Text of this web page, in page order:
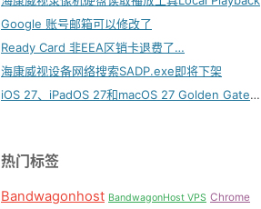
Google 账号邮箱可以修改了
Ready Card 非EEA区销卡退费了…
海康威视设备网络搜索SADP.exe即将下架
iOS 27、iPadOS 27和macOS 27 Golden Gate内置壁纸下载
热门标签
Bandwagonhost BandwagonHost VPS Chrome